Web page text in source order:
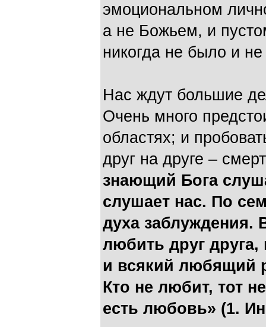
эмоциональном
а не Божьем, и
никогда не было и не
Нас ждут большие
Очень много
областях; и
друг на друге –
знающий Бога
слушает нас. По
духа
любить друг
и всякий любящий
Кто не любит, тот
есть любовь» (1.